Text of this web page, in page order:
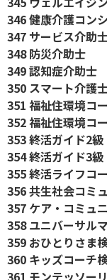
346 健康介護コン
347 サービス介助
348 防災介助士
349 認知症介助士
350 スマート介護
351 福祉住環境コ
352 福祉住環境コ
353 終活ガイド2級
354 終活ガイド3級
355 終活ライフコ
356 共生社会コミ
357 ケア・コミュ
358 ユニバーサル
359 おひとりさま
360 キッズコーチ
361 モンテッソー